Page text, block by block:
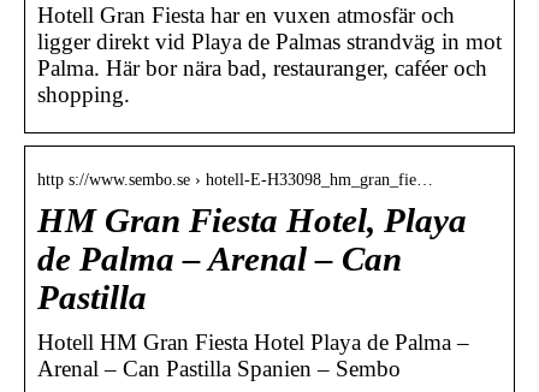
Hotell Gran Fiesta har en vuxen atmosfär och
ligger direkt vid Playa de Palmas strandväg in mot
Palma. Här bor nära bad, restauranger, caféer och
shopping.
http s://www.sembo.se › hotell-E-H33098_hm_gran_fie…
HM Gran Fiesta Hotel, Playa
de Palma – Arenal – Can
Pastilla
Hotell HM Gran Fiesta Hotel Playa de Palma –
Arenal – Can Pastilla Spanien – Sembo